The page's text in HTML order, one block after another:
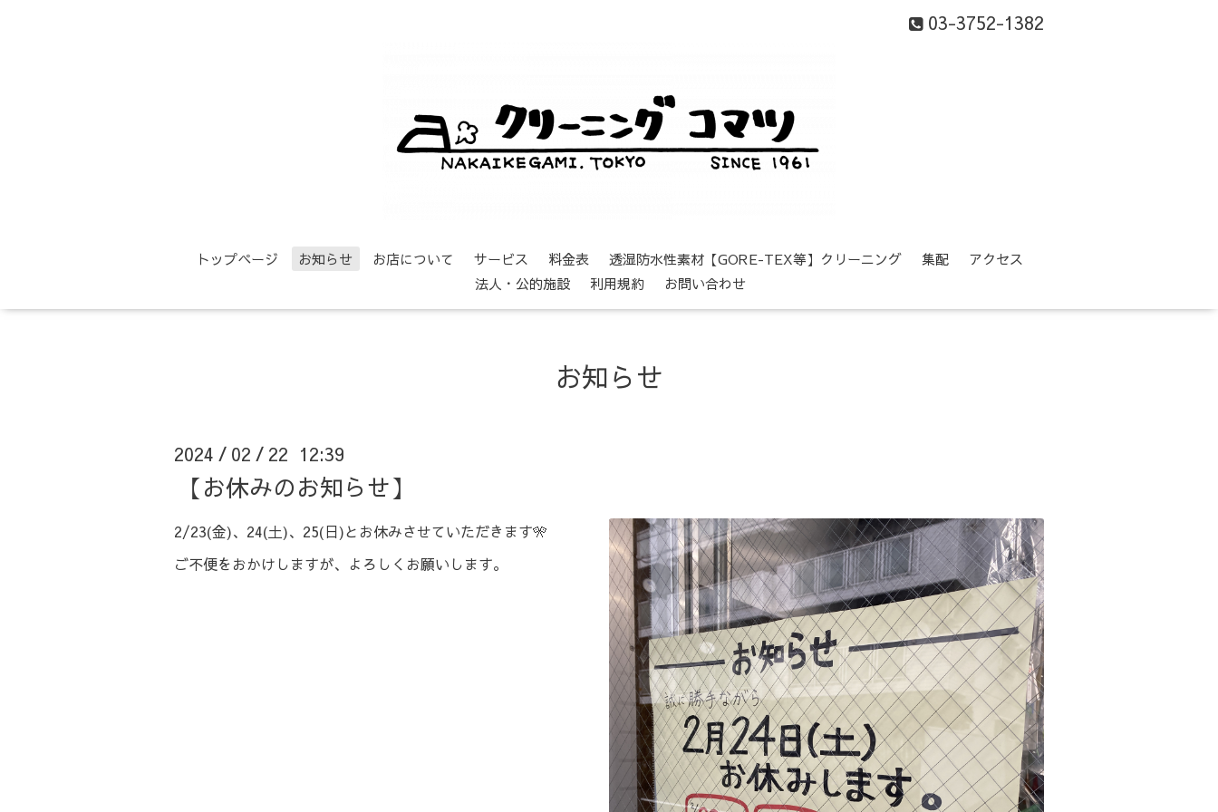
03-3752-1382
トップページ お知らせ お店について サービス 料金表 透湿防水性素材【GORE-TEX等】クリーニング 集配
アクセス
法人・公的施設
利用規約 お問い合わせ
お知らせ
2024 / 02 / 22 12:39
【お休みのお知らせ】
2/23(金)、24(土)、25(日)とお休みさせていただきます🎌
ご不便をおかけしますが、よろしくお願いします。